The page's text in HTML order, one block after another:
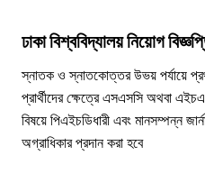
ঢাকা বিশ্ববিদ্যালয় নিয়োগ
স্নাতক ও স্নাতকোত্তর উভয় পর্যায়ে
প্রার্থীদের ক্ষেত্রে এসএসসি অথবা
বিষয়ে পিএইচডিধারী এবং মানসম্পন্ন
অগ্রাধিকার প্রদান করা হবে